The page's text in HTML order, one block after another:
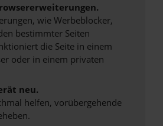
wie Werbeblocker,
bestimmter Seiten
die Seite in einem
oder in einem privaten
neu.
helfen, vorübergehende